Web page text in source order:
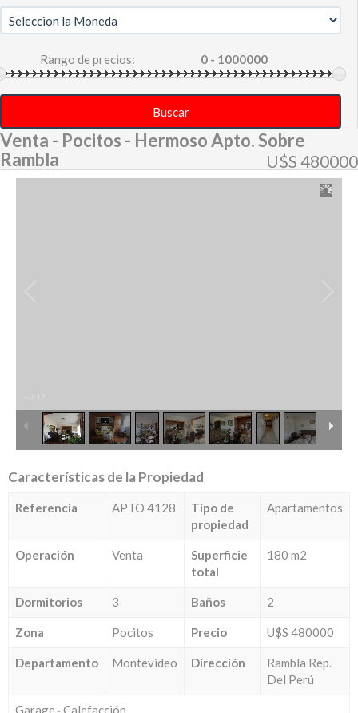
Rango de precios:
Buscar
Venta - Pocitos - Hermoso Apto. Sobre
Rambla
U$S 480000
Características de la Propiedad
Referencia APTO 4128
Tipo de
propiedad
Apartamentos
Operación Venta
Superficie
total
180 m2
Dormitorios 3 Baños 2
Zona Pocitos Precio U$S 480000
Departamento Montevideo Dirección
Rambla Rep.
Del Perú
Garage · Calefacción